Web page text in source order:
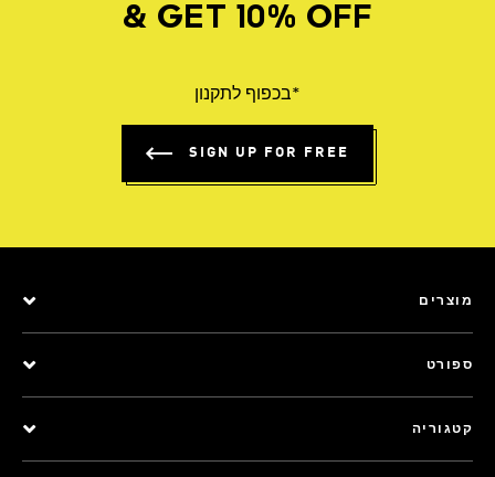
& GET 10% OFF
*בכפוף לתקנון
SIGN UP FOR FREE
מוצרים
ספורט
קטגוריה